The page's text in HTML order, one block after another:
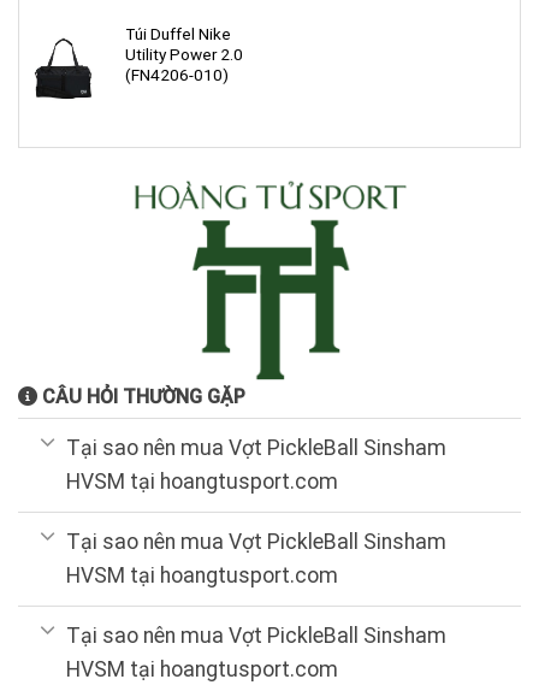
Túi Duffel Nike
Utility Power 2.0
(FN4206-010)
CÂU HỎI THƯỜNG GẶP
Tại sao nên mua Vợt PickleBall Sinsham
HVSM tại hoangtusport.com
Tại sao nên mua Vợt PickleBall Sinsham
HVSM tại hoangtusport.com
Tại sao nên mua Vợt PickleBall Sinsham
HVSM tại hoangtusport.com